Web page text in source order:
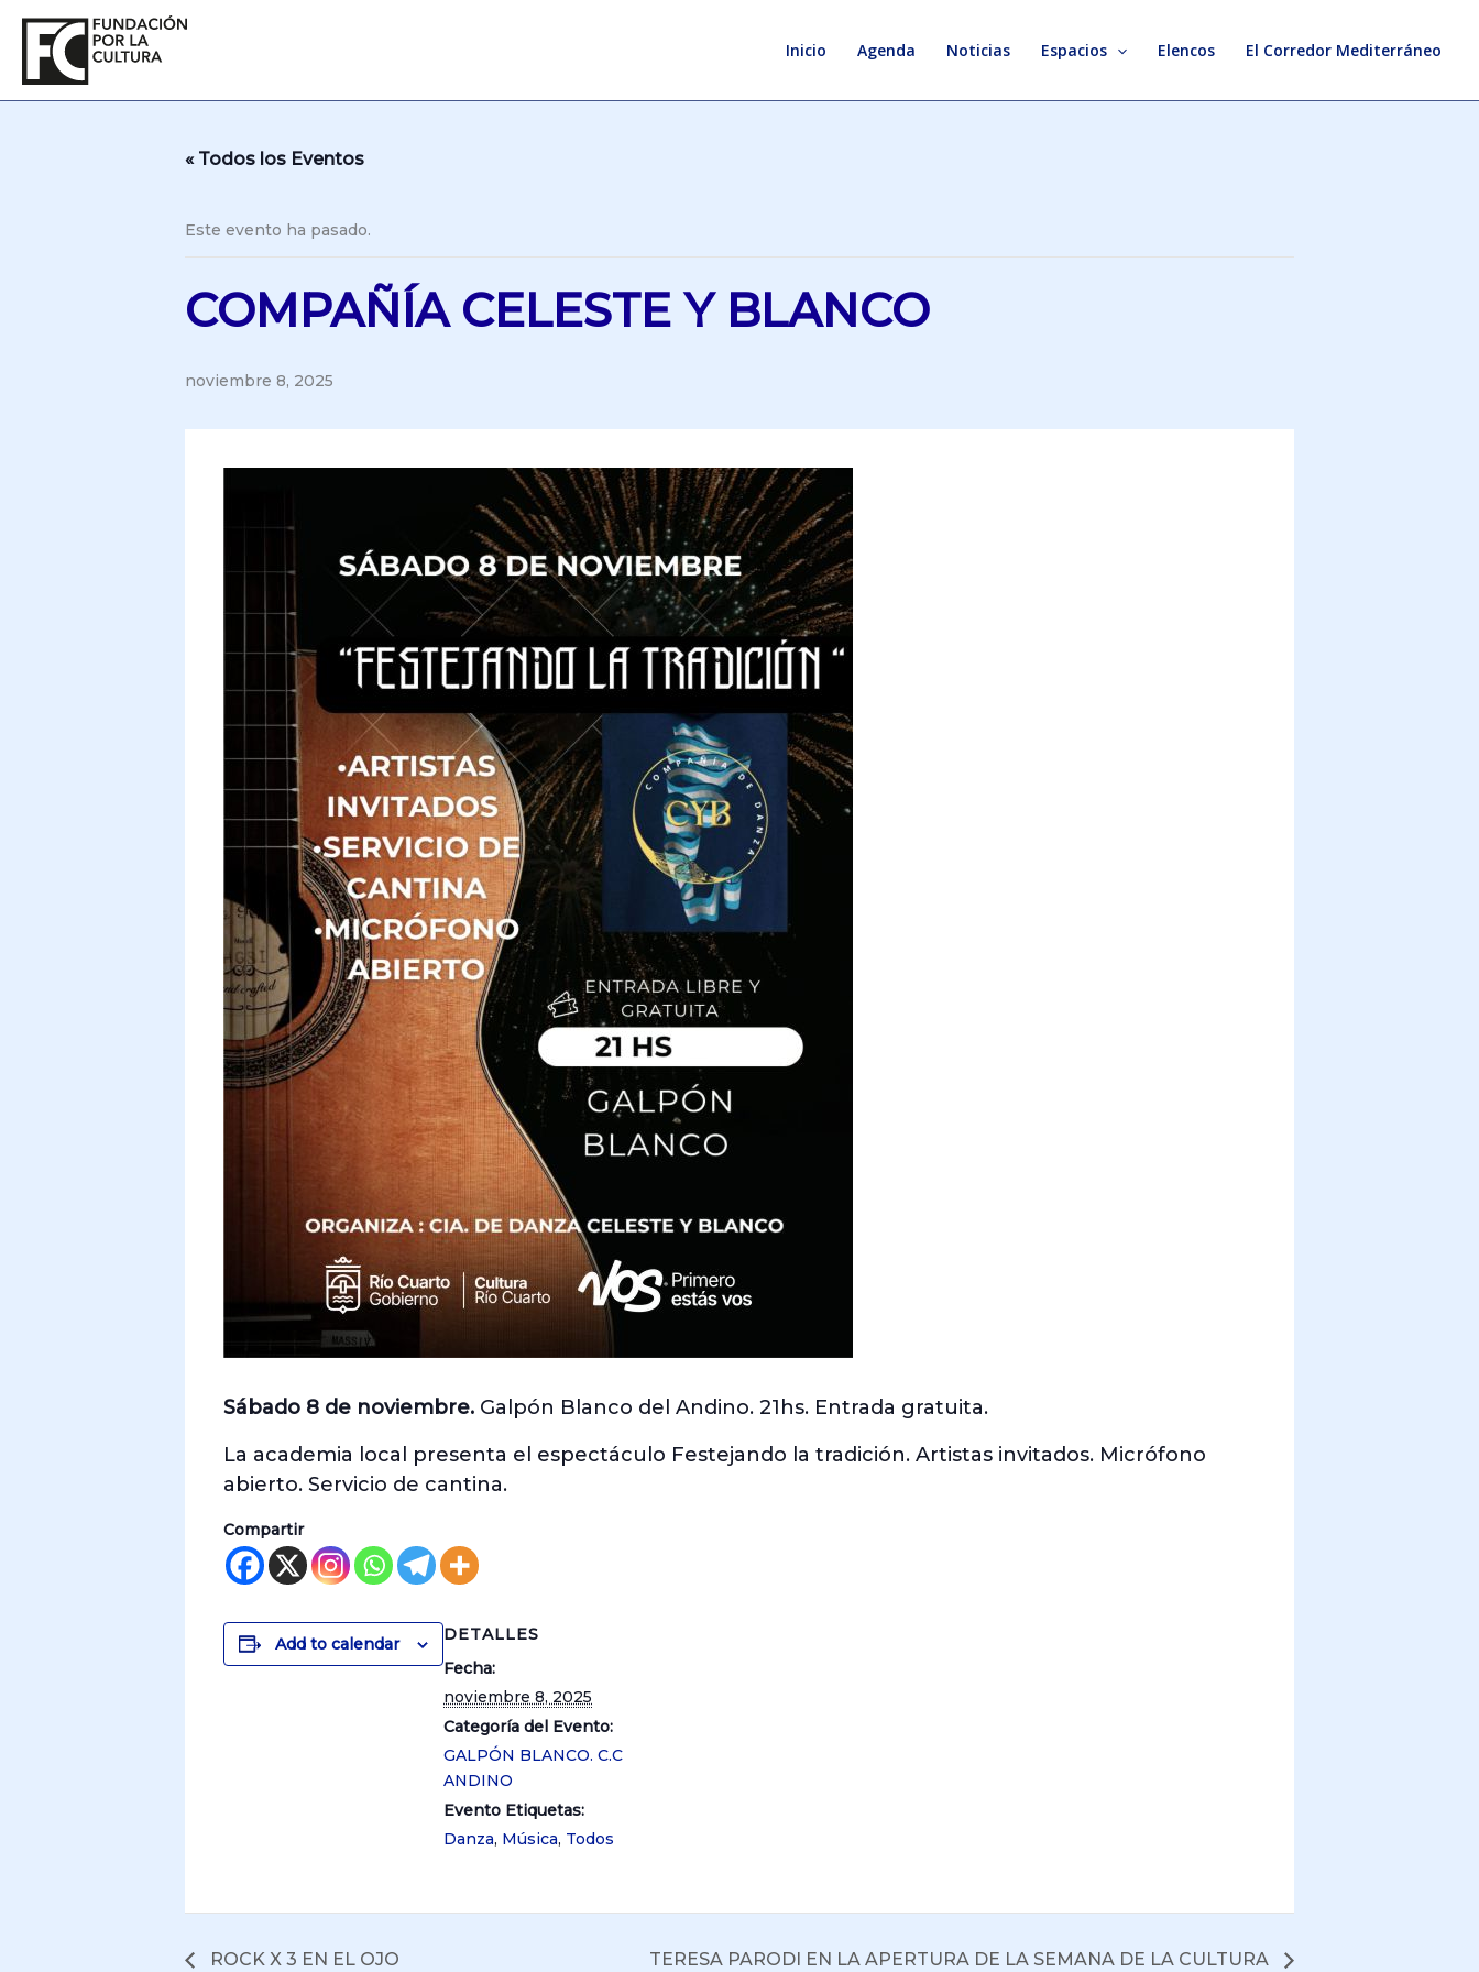
contenido
Inicio Agenda Noticias Espacios Elencos El Corredor Mediterráneo
« Todos los Eventos
Este evento ha pasado.
COMPAÑÍA CELESTE Y BLANCO
noviembre 8, 2025
Sábado 8 de noviembre. Galpón Blanco del Andino. 21hs. Entrada gratuita.
La academia local presenta el espectáculo Festejando la tradición. Artistas invitados. Micrófono
abierto. Servicio de cantina.
Compartir
Add to calendar
DETALLES
Fecha:
noviembre 8, 2025
Categoría del Evento:
GALPÓN BLANCO. C.C
ANDINO
Evento Etiquetas:
Danza, Música, Todos
ROCK X 3 EN EL OJO TERESA PARODI EN LA APERTURA DE LA SEMANA DE LA CULTURA